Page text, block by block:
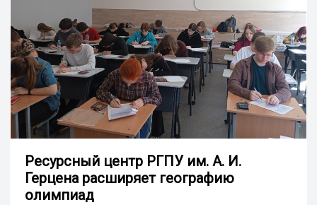
Ресурсный центр РГПУ им. А. И.
Герцена расширяет географию
олимпиад